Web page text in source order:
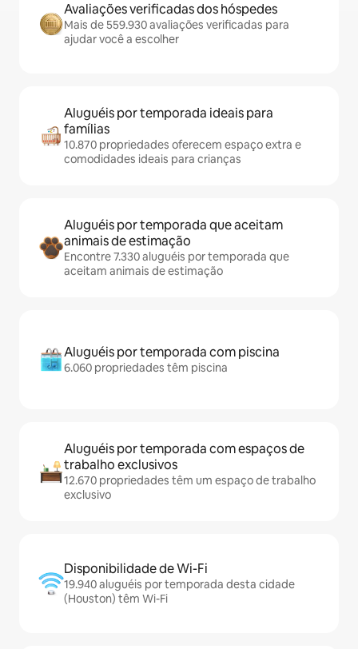
Avaliações verificadas dos hóspedes
Mais de 559.930 avaliações verificadas para
ajudar você a escolher
Aluguéis por temporada ideais para
famílias
10.870 propriedades oferecem espaço extra e
comodidades ideais para crianças
Aluguéis por temporada que aceitam
animais de estimação
Encontre 7.330 aluguéis por temporada que
aceitam animais de estimação
Aluguéis por temporada com piscina
6.060 propriedades têm piscina
Aluguéis por temporada com espaços de
trabalho exclusivos
12.670 propriedades têm um espaço de trabalho
exclusivo
Disponibilidade de Wi-Fi
19.940 aluguéis por temporada desta cidade
(Houston) têm Wi-Fi